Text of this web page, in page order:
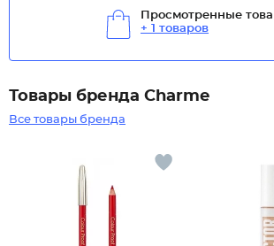
Просмотренные
+ 1 товаров
Товары бренда Charme
Все товары бренда